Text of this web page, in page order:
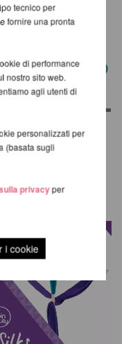
Hoop Bible,
EUR
spedizione
tecnico per
fornire una pronta
di performance
nostro sito web.
agli utenti di
personalizzati per
(basata sugli
privacyper
i cookie